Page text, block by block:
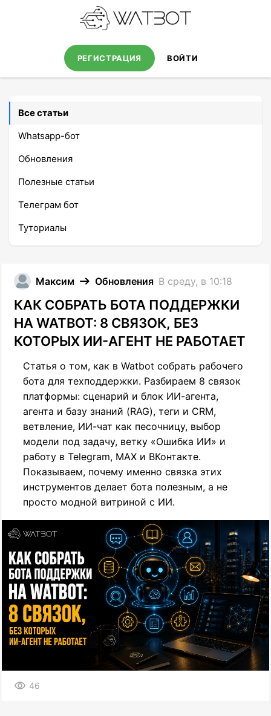
РЕГИСТРАЦИЯ ВОЙТИ
Максим Обновления В среду, в 10:18
КАК СОБРАТЬ БОТА ПОДДЕРЖКИ
НА WATBOT: 8 СВЯЗОК, БЕЗ
КОТОРЫХ ИИ-АГЕНТ НЕ РАБОТАЕТ
Статья о том, как в Watbot собрать рабочего
бота для техподдержки. Разбираем 8 связок
платформы: сценарий и блок ИИ-агента,
агента и базу знаний (RAG), теги и CRM,
ветвление, ИИ-чат как песочницу, выбор
модели под задачу, ветку «Ошибка ИИ» и
работу в Telegram, MAX и ВКонтакте.
Показываем, почему именно связка этих
инструментов делает бота полезным, а не
просто модной витриной с ИИ.
46
Все статьи
Whatsapp-бот
Обновления
Полезные статьи
Телеграм бот
Туториалы